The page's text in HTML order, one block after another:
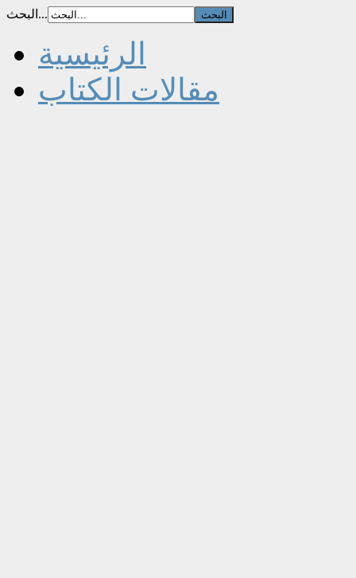
البحث...
الرئيسية
مقالات الكتاب